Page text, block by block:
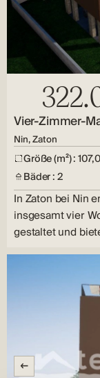
Vier-Zimmer-
Nin, Zaton
Größe (m²) :
Bäder : 2
In Zaton bei Nin
insgesamt vier
gestaltet und